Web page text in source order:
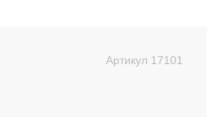
Артикул 17101